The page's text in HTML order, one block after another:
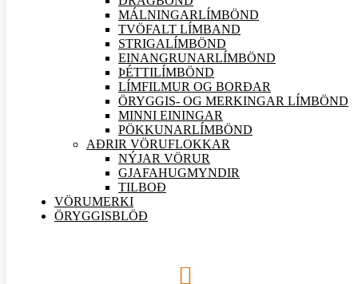
MÁLNINGARLÍMBÖND
TVÖFALT LÍMBAND
STRIGALÍMBÖND
EINANGRUNARLÍMBÖND
ÞÉTTILÍMBÖND
LÍMFILMUR OG BORÐAR
ÖRYGGIS- OG MERKINGAR LÍMBÖND
MINNI EININGAR
PÖKKUNARLÍMBÖND
AÐRIR VÖRUFLOKKAR
NÝJAR VÖRUR
GJAFAHUGMYNDIR
TILBOÐ
VÖRUMERKI
ÖRYGGISBLÖÐ
